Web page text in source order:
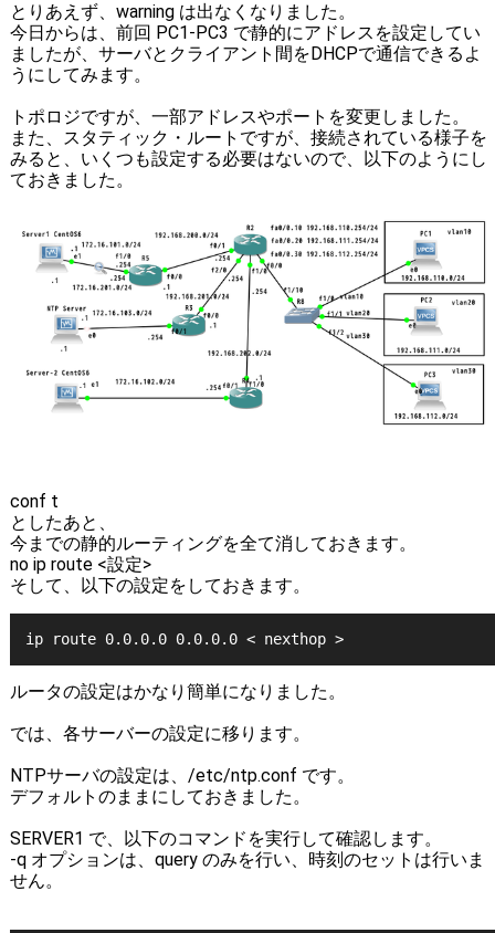
とりあえず、warning は出なくなりました。
今日からは、前回 PC1-PC3 で静的にアドレスを設定してい
ましたが、サーバとクライアント間をDHCPで通信できるよ
うにしてみます。
トポロジですが、一部アドレスやポートを変更しました。
また、スタティック・ルートですが、接続されている様子を
みると、いくつも設定する必要はないので、以下のようにし
ておきました。
conf t
としたあと、
今までの静的ルーティングを全て消しておきます。
no ip route <設定>
そして、以下の設定をしておきます。
ip route 0.0.0.0 0.0.0.0 < nexthop >
ルータの設定はかなり簡単になりました。
では、各サーバーの設定に移ります。
NTPサーバの設定は、/etc/ntp.conf です。
デフォルトのままにしておきました。
SERVER1 で、以下のコマンドを実行して確認します。
-q オプションは、query のみを行い、時刻のセットは行いま
せん。